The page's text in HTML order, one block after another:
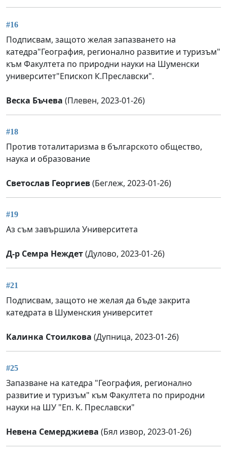
#16
Подписвам, защото желая запазването на
катедра"География, регионално развитие и туризъм"
към Факултета по природни науки на Шуменски
университет"Епископ К.Преславски".
Веска Бъчева (Плевен, 2023-01-26)
#18
Против тоталитаризма в българското общество,
наука и образование
Светослав Георгиев(Беглеж, 2023-01-26)
#19
Аз съм завършила Университета
Д-р Семра Неждет(Дулово, 2023-01-26)
#21
Подписвам, защото не желая да бъде закрита
катедрата в Шуменския университет
Калинка Стоилкова (Дупница, 2023-01-26)
#25
Запазване на катедра "География, регионално
развитие и туризъм" към Факултета по природни
науки на ШУ "Еп. К. Преславски"
Невена Семерджиева (Бял извор, 2023-01-26)